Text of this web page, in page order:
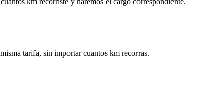
tarifa, sin importar cuantos km recorras.